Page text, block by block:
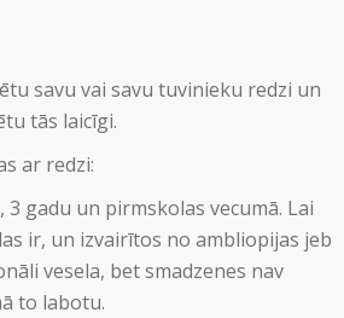
savu vai savu tuvinieku redzi un
tās laicīgi.
ar redzi:
gadu un pirmskolas vecumā. Lai
ir, un izvairītos no ambliopijas jeb
vesela, bet smadzenes nav
to labotu.